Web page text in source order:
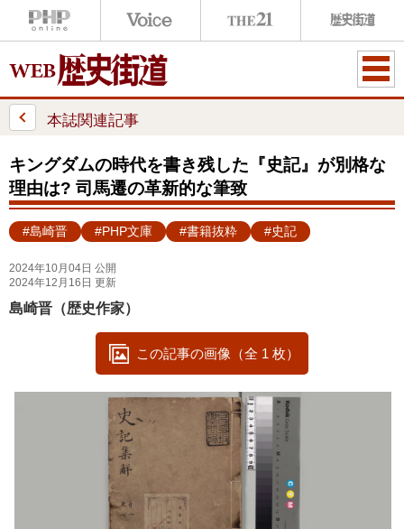
ME
本誌関連記事
キングダムの時代を書き残した『史記』が別格な
理由は? 司馬遷の革新的な筆致
#島崎晋 #PHP文庫 #書籍抜粋 #史記
2024年10月04日 公開
2024年12月16日 更新
島崎晋（歴史作家）
この記事の画像（全 1 枚）